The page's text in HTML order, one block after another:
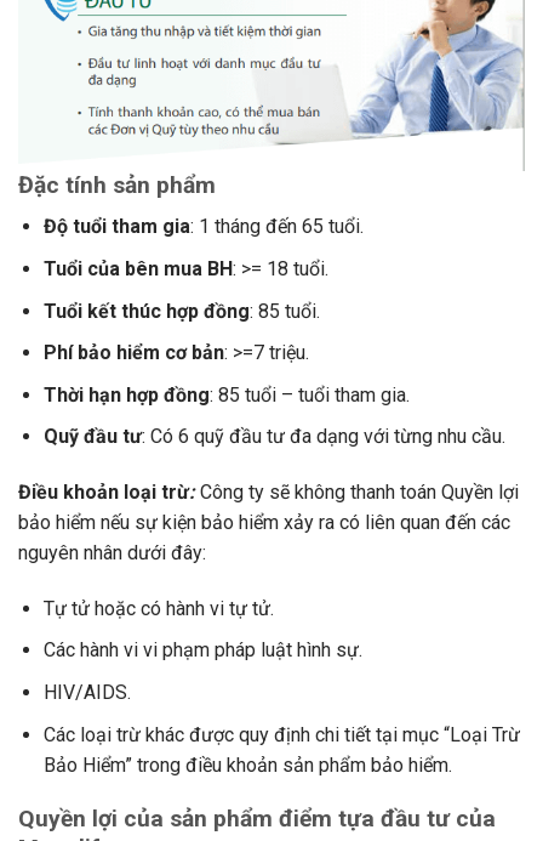
Đặc tính sản phẩm
Độ tuổi tham gia: 1 tháng đến 65 tuổi.
Tuổi của bên mua BH: >= 18 tuổi.
Tuổi kết thúc hợp đồng: 85 tuổi.
Phí bảo hiểm cơ bản: >=7 triệu.
Thời hạn hợp đồng: 85 tuổi – tuổi tham gia.
Quỹ đầu tư: Có 6 quỹ đầu tư đa dạng với từng nhu cầu.
Điều khoản loại trừ:Công ty sẽ không thanh toán Quyền lợi
bảo hiểm nếu sự kiện bảo hiểm xảy ra có liên quan đến các
nguyên nhân dưới đây:
Tự tử hoặc có hành vi tự tử.
Các hành vi vi phạm pháp luật hình sự.
HIV/AIDS.
Các loại trừ khác được quy định chi tiết tại mục “Loại Trừ
Bảo Hiểm” trong điều khoản sản phẩm bảo hiểm.
Quyền lợi của sản phẩm điểm tựa đầu tư của